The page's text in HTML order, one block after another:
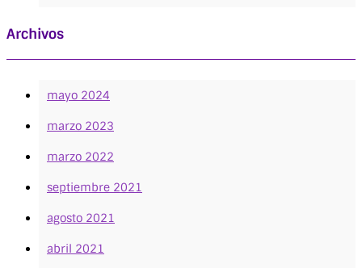
Archivos
mayo 2024
marzo 2023
marzo 2022
septiembre 2021
agosto 2021
abril 2021